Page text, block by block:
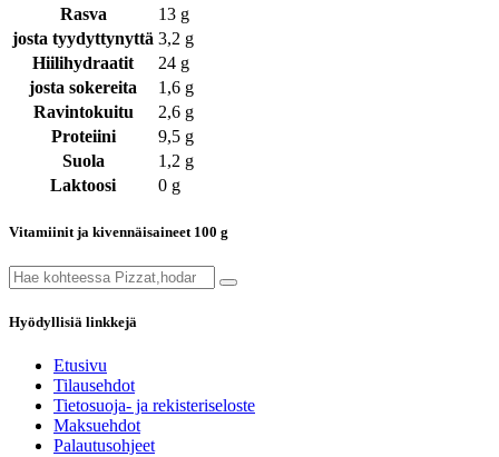
Rasva
13 g
josta tyydyttynyttä 3,2 g
Hiilihydraatit
24 g
josta sokereita
1,6 g
Ravintokuitu
2,6 g
Proteiini
9,5 g
Suola
1,2 g
Laktoosi
0 g
Vitamiinit ja kivennäisaineet 100 g
Hyödyllisiä linkkejä
Etusivu
Tilausehdot
Tietosuoja- ja rekisteriseloste
Maksuehdot
Palautusohjeet